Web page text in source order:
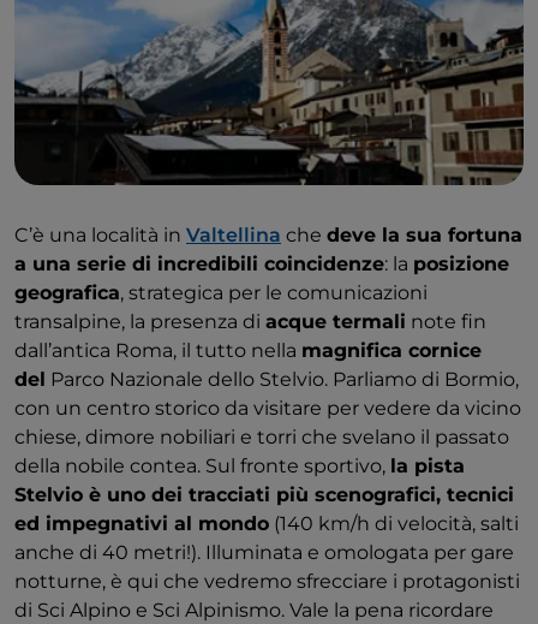
C’è una località in Valtellina che deve la sua fortuna
a una serie di incredibili coincidenze: la posizione
geografica, strategica per le comunicazioni
transalpine, la presenza di acque termali note fin
dall’antica Roma, il tutto nella magnifica cornice
del Parco Nazionale dello Stelvio. Parliamo di Bormio,
con un centro storico da visitare per vedere da vicino
chiese, dimore nobiliari e torri che svelano il passato
della nobile contea. Sul fronte sportivo, la pista
Stelvio è uno dei tracciati più scenografici, tecnici
ed impegnativi al mondo (140 km/h di velocità, salti
anche di 40 metri!). Illuminata e omologata per gare
notturne, è qui che vedremo sfrecciare i protagonisti
di Sci Alpino e Sci Alpinismo. Vale la pena ricordare